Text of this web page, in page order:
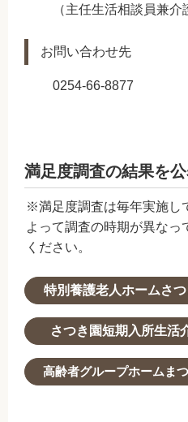
（主任生活相談員兼介
お問い合わせ先
0254-66-8877
満足度調査の結果を
※満足度調査は毎年実施し
よって調査の時期が異なっ
ください。
特別養護老人ホームさつ
さつき園短期入所生活
高齢者グループホームま